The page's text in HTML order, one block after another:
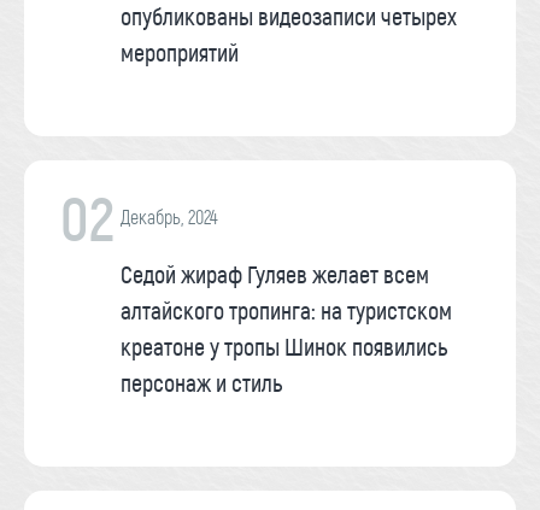
опубликованы видеозаписи четырех
мероприятий
02 Декабрь, 2024
Седой жираф Гуляев желает всем
алтайского тропинга: на туристском
креатоне у тропы Шинок появились
персонаж и стиль